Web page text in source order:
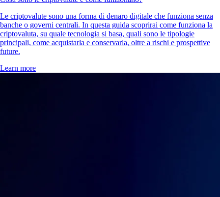
Le criptovalute sono una forma di denaro digitale che funziona senza
banche o governi centrali. In questa guida scoprirai come funziona la
criptovaluta, su quale tecnologia si basa, quali sono le tipologie
principali, come acquistarla e conservarla, oltre a rischi e prospettive
future.
Learn more